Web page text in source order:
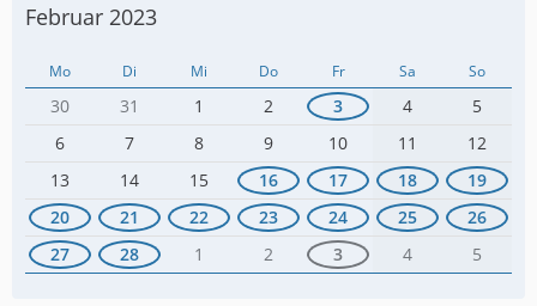
Februar 2023
Mo Di Mi Do Fr Sa So
30 31 1 2 3 4
5
6
7 8 9 10 11
12
13
14 15 16 17 18
19
20
21 22 23 24 25
26
27
28 1 2 3 4 5